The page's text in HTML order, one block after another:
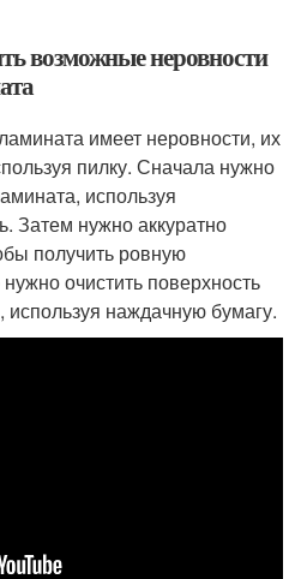
возможные неровности
имеет неровности, их
пилку. Сначала нужно
используя
Затем нужно аккуратно
получить ровную
очистить поверхность
наждачную бумагу.